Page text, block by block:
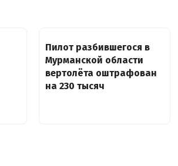
Пилот разбившегося в
Мурманской области
вертолёта оштрафован
на 230 тысяч